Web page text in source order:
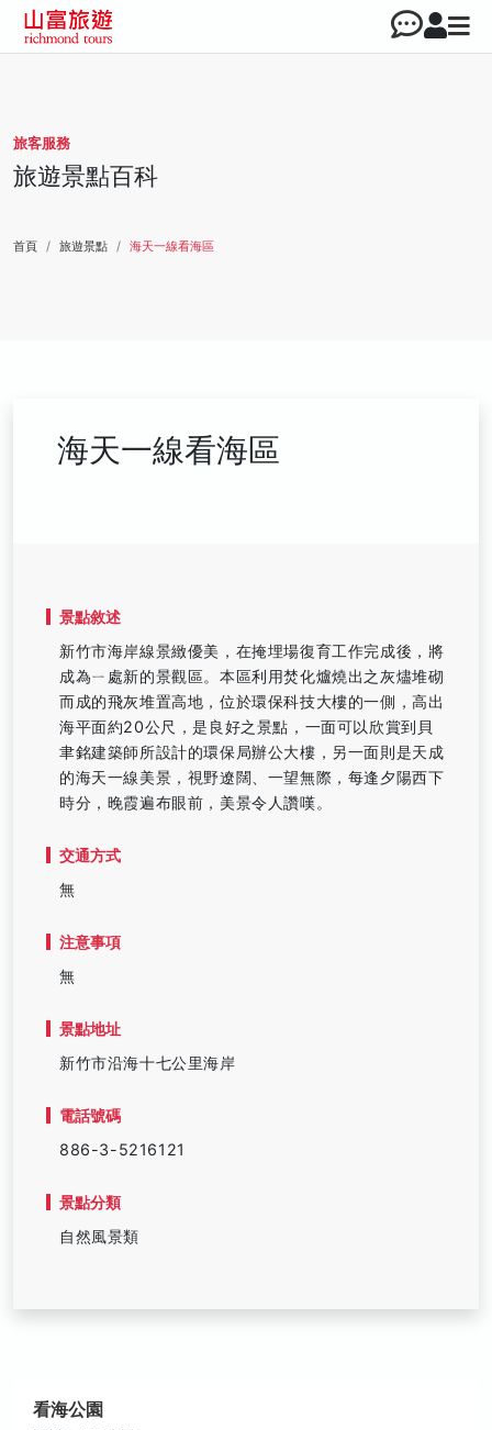
旅客服務
旅遊景點百科
首頁 旅遊景點 海天一線看海區
海天一線看海區
景點敘述
新竹市海岸線景緻優美，在掩埋場復育工作完成後，將
成為ㄧ處新的景觀區。本區利用焚化爐燒出之灰燼堆砌
而成的飛灰堆置高地，位於環保科技大樓的一側，高出
海平面約20公尺，是良好之景點，一面可以欣賞到貝
聿銘建築師所設計的環保局辦公大樓，另一面則是天成
的海天一線美景，視野遼闊、一望無際，每逢夕陽西下
時分，晚霞遍布眼前，美景令人讚嘆。
交通方式
無
注意事項
無
景點地址
新竹市沿海十七公里海岸
電話號碼
886-3-5216121
景點分類
自然風景類
看海公園